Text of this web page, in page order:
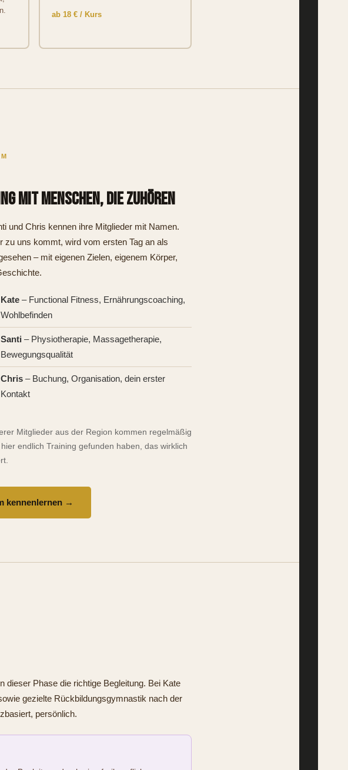
ab 18 € / Kurs
mit Menschen, die zuhören
und Chris kennen ihre Mitglieder mit Namen.
zu uns kommt, wird vom ersten Tag an als
– mit eigenen Zielen, eigenem Körper,
Kate– Functional Fitness, Ernährungscoaching,
Wohlbefinden
Santi – Physiotherapie, Massagetherapie,
Bewegungsqualität
Chris– Buchung, Organisation, dein erster
Kontakt
Mitglieder aus der Region kommen regelmäßig
endlich Training gefunden haben, das wirklich
kennenlernen →
dieser Phase die richtige Begleitung. Bei Kate
gezielte Rückbildungsgymnastik nach der
persönlich.